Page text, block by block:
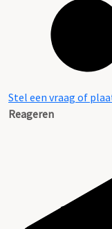
Stel een vraag of
Reageren